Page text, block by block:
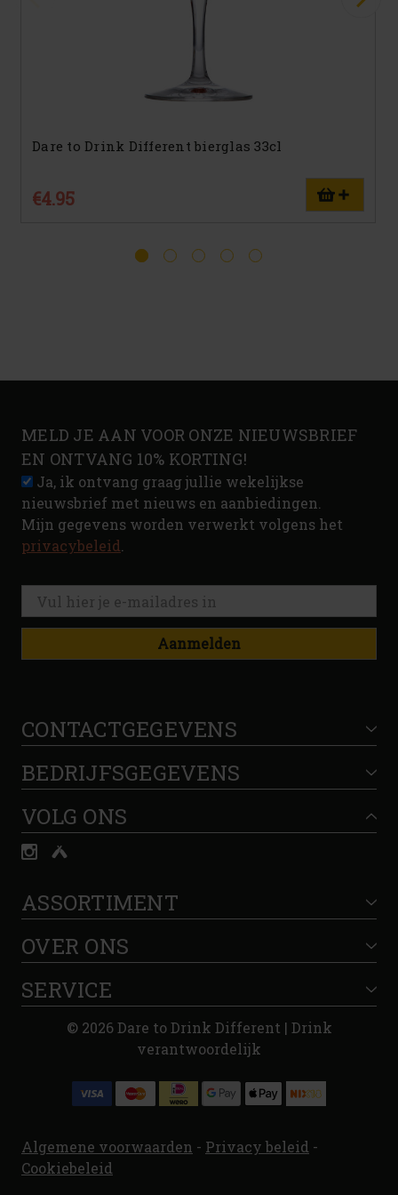
Dare to Drink Different bierglas 33cl
€4.95
MELD JE AAN VOOR ONZE NIEUWSBRIEF
EN ONTVANG 10% KORTING!
Ja, ik ontvang graag jullie wekelijkse
nieuwsbrief met nieuws en aanbiedingen.
Mijn gegevens worden verwerkt volgens het
privacybeleid
Aanmelden
CONTACTGEGEVENS
BEDRIJFSGEGEVENS
VOLG ONS
ASSORTIMENT
OVER ONS
SERVICE
© 2026 Dare to Drink Different | Drink
verantwoordelijk
Algemene voorwaarden - Privacy beleid -
Cookiebeleid